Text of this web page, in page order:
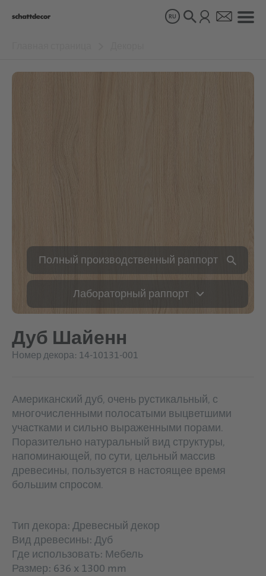
RU
Полный производственный раппорт
Лабораторный раппорт
Дуб Шайенн
Номер декора: 14-10131-001
Американский дуб, очень рустикальный, с
многочисленными полосатыми выцветшими
участками и сильно выраженными порами.
Поразительно натуральный вид структуры,
напоминающей, по сути, цельный массив
древесины, пользуется в настоящее время
большим спросом.
Тип декора: Древесный декор
Вид древесины: Дуб
Где использовать: Мебель
Размер: 636 x 1300 mm